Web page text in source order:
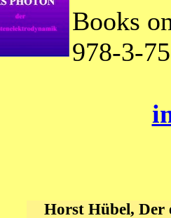
Books
978-3-
Horst Hübel, Der